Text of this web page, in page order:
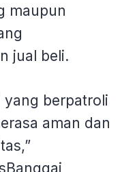
maupun
jual beli.
yang berpatroli
aman dan